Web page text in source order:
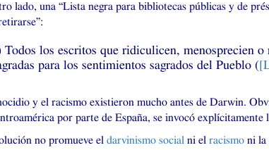
lado, una “Lista negra para bibliotecas públicas y de
Todos los escritos que ridiculicen, menosprecien
para los sentimientos sagrados del Pueblo (
y el racismo existieron mucho antes de Darwin.
por parte de España, se invocó
no promueve el darvinismo social ni el racismo ni la